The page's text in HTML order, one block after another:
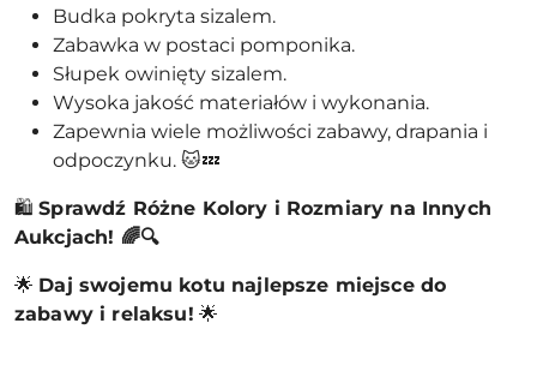
Budka pokryta sizalem.
Zabawka w postaci pomponika.
Słupek owinięty sizalem.
Wysoka jakość materiałów i wykonania.
Zapewnia wiele możliwości zabawy, drapania i
odpoczynku. 🐱💤
🛍️Sprawdź Różne Kolory i Rozmiary na Innych
Aukcjach! 🌈🔍
🌟 Daj swojemu kotu najlepsze miejsce do
zabawy i relaksu! 🌟